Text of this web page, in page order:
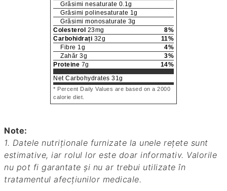
Grăsimi nesaturate 0.1g
Grăsimi polinesaturate 1g
Grăsimi monosaturate 3g
Colesterol 23mg 8%
Carbohidrați 32g 11%
Fibre 1g 4%
Zahăr 3g 3%
Proteine 7g 14%
Net Carbohydrates 31g
* Percent Daily Values are based on a 2000
calorie diet.
Note:
1. Datele nutriționale furnizate la unele rețete sunt
estimative, iar rolul lor este doar informativ. Valorile
nu pot fi garantate și nu ar trebui utilizate în
tratamentul afecțiunilor medicale.